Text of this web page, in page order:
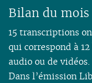
Bilan du
15 transcriptions
qui correspond à
audio ou de vidéos.
Dans l’émission